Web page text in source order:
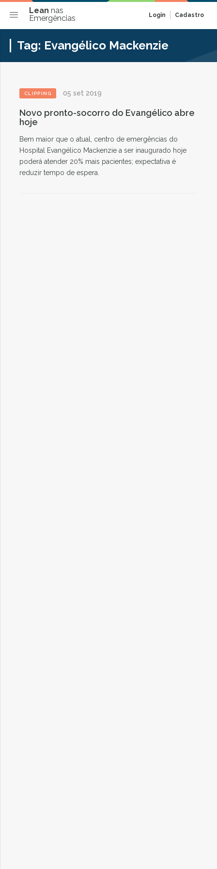
Lean nas
Emergências
Login Cadastro
Tag: Evangélico Mackenzie
CLIPPING 05 set 2019
Novo pronto-socorro do Evangélico abre
hoje
Bem maior que o atual, centro de emergências do
Hospital Evangélico Mackenzie a ser inaugurado hoje
poderá atender 20% mais pacientes; expectativa é
reduzir tempo de espera.